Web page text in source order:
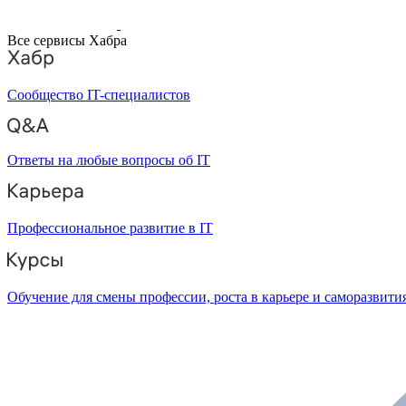
Все сервисы Хабра
Сообщество IT-специалистов
Ответы на любые вопросы об IT
Профессиональное развитие в IT
Обучение для смены профессии, роста в карьере и